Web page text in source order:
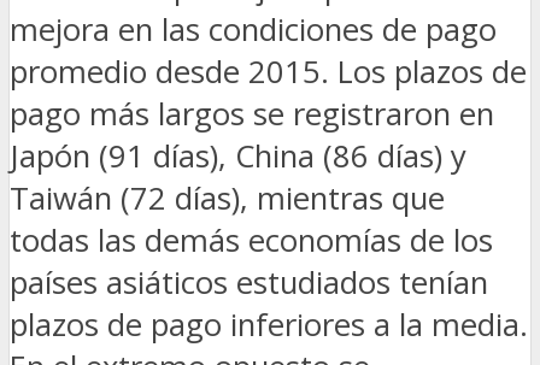
mejora en las condiciones de pago
promedio desde 2015. Los plazos de
pago más largos se registraron en
Japón (91 días), China (86 días) y
Taiwán (72 días), mientras que
todas las demás economías de los
países asiáticos estudiados tenían
plazos de pago inferiores a la media.